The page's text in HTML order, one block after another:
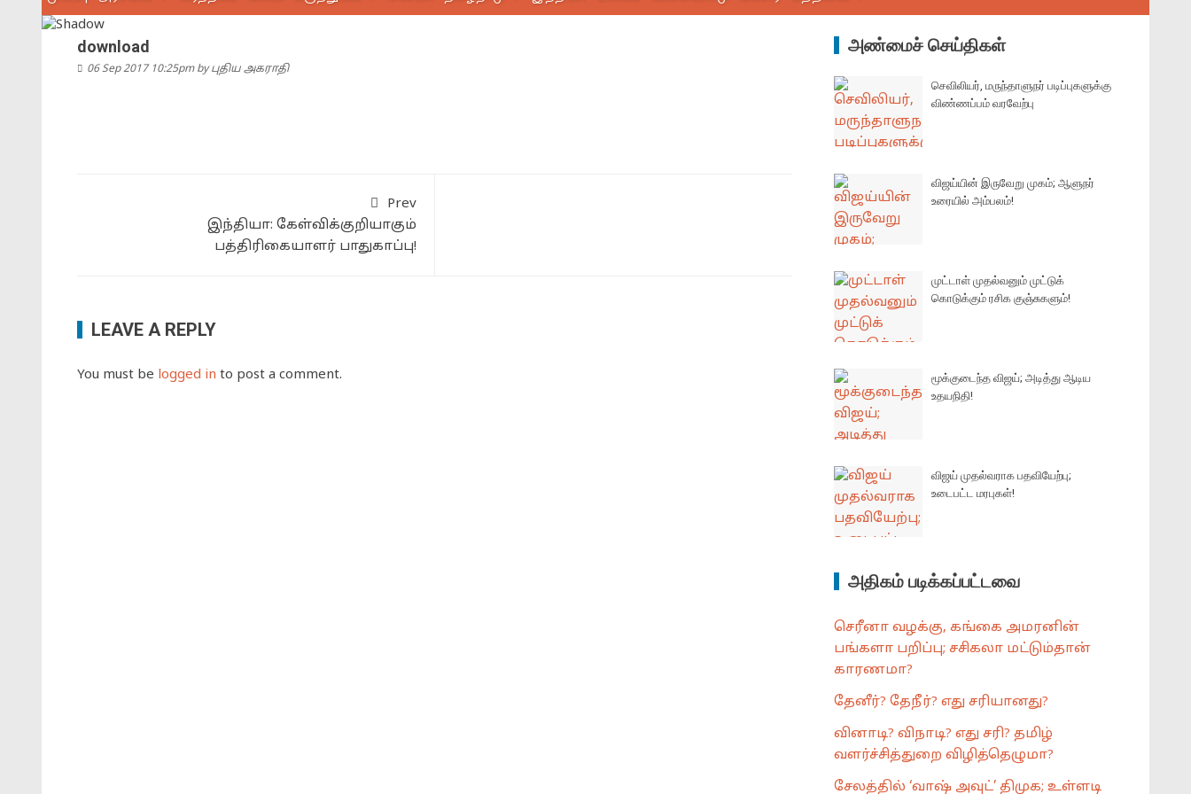
download
06 Sep 2017 10:25pm byபுதிய அகராதி
Prev
இந்தியா: கேள்விக்குறியாகும்
பத்திரிகையாளர் பாதுகாப்பு!
LEAVE A REPLY
You must be logged in to post a comment.
அண்மைச் செய்திகள்
செவிலியர், மருந்தாளுநர் படிப்புகளுக்கு
விண்ணப்பம் வரவேற்பு
விஜய்யின் இருவேறு முகம்; ஆளுநர்
உரையில் அம்பலம்!
முட்டாள் முதல்வனும் முட்டுக்
கொடுக்கும் ரசிக குஞ்சுகளும்!
மூக்குடைந்த விஜய்; அடித்து ஆடிய
உதயநிதி!
விஜய் முதல்வராக பதவியேற்பு;
உடைபட்ட மரபுகள்!
அதிகம் படிக்கப்பட்டவை
செரீனா வழக்கு, கங்கை அமரனின்
பங்களா பறிப்பு; சசிகலா மட்டும்தான்
காரணமா?
தேனீர்? தேநீர்? எது சரியானது?
வினாடி? விநாடி? எது சரி? தமிழ்
வளர்ச்சித்துறை விழித்தெழுமா?
சேலத்தில் ‘வாஷ் அவுட்’ திமுக; உள்ளடி